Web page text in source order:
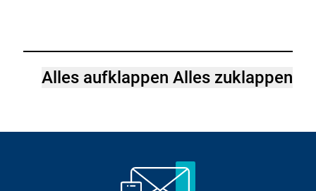
Alles aufklappenAlles zuklappen